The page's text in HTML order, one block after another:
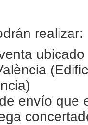
realizar:
envío que